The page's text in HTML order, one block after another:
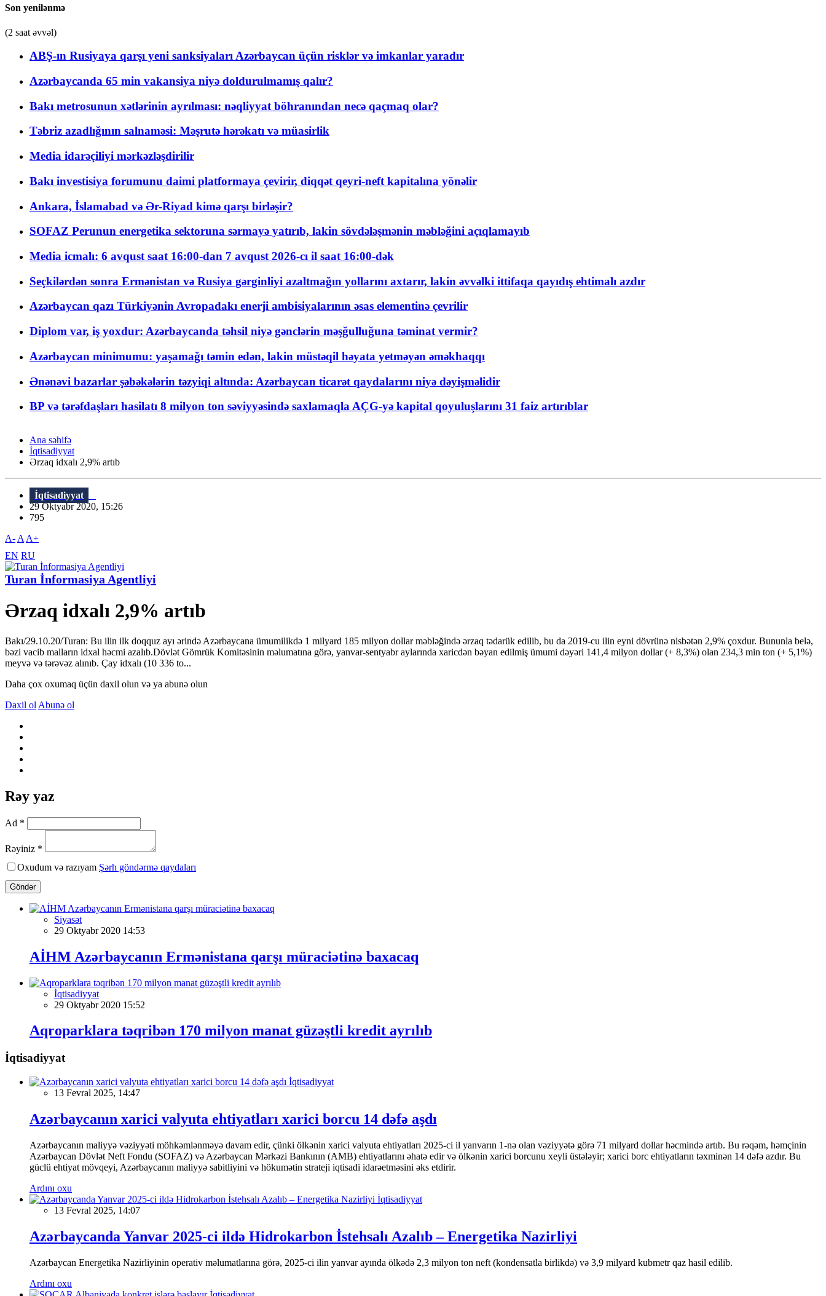
Son yenilənmə
(2 saat əvvəl)
ABŞ-ın Rusiyaya qarşı yeni sanksiyaları Azərbaycan üçün risklər və imkanlar yaradır
Azərbaycanda 65 min vakansiya niyə doldurulmamış qalır?
Bakı metrosunun xətlərinin ayrılması: nəqliyyat böhranından necə qaçmaq olar?
Təbriz azadlığının salnaməsi: Məşrutə hərəkatı və müasirlik
Media idarəçiliyi mərkəzləşdirilir
Bakı investisiya forumunu daimi platformaya çevirir, diqqət qeyri-neft kapitalına yönəlir
Ankara, İslamabad və Ər-Riyad kimə qarşı birləşir?
SOFAZ Perunun energetika sektoruna sərmayə yatırıb, lakin sövdələşmənin məbləğini açıqlamayıb
Media icmalı: 6 avqust saat 16:00-dan 7 avqust 2026-cı il saat 16:00-dək
Seçkilərdən sonra Ermənistan və Rusiya gərginliyi azaltmağın yollarını axtarır, lakin əvvəlki ittifaqa qayıdış ehtimalı azdır
Azərbaycan qazı Türkiyənin Avropadakı enerji ambisiyalarının əsas elementinə çevrilir
Diplom var, iş yoxdur: Azərbaycanda təhsil niyə gənclərin məşğulluğuna təminat vermir?
Azərbaycan minimumu: yaşamağı təmin edən, lakin müstəqil həyata yetməyən əməkhaqqı
Ənənəvi bazarlar şəbəkələrin təzyiqi altında: Azərbaycan ticarət qaydalarını niyə dəyişməlidir
BP və tərəfdaşları hasilatı 8 milyon ton səviyyəsində saxlamaqla AÇG-yə kapital qoyuluşlarını 31 faiz artırıblar
Ana səhifə
İqtisadiyyat
Ərzaq idxalı 2,9% artıb
İqtisadiyyat
29 Oktyabr 2020, 15:26
795
A- A A+
EN RU
Turan İnformasiya Agentliyi
Ərzaq idxalı 2,9% artıb
Bakı/29.10.20/Turan: Bu ilin ilk doqquz ayı ərində Azərbaycana ümumilikdə 1 milyard 185 milyon dollar məbləğində ərzaq tədarük edilib, bu da 2019-cu ilin eyni dövrünə nisbətən 2,9% çoxdur. Bununla belə,
bəzi vacib malların idxal həcmi azalıb.Dövlət Gömrük Komitəsinin məlumatına görə, yanvar-sentyabr aylarında xaricdən bəyan edilmiş ümumi dəyəri 141,4 milyon dollar (+ 8,3%) olan 234,3 min ton (+ 5,1%)
meyvə və tərəvəz alınıb. Çay idxalı (10 336 to...
Daha çox oxumaq üçün daxil olun və ya abunə olun
Daxil ol Abunə ol
Rəy yaz
Ad *
Rəyiniz *
Oxudum və razıyam Şərh göndərmə qaydaları
Göndər
Siyasət
29 Oktyabr 2020 14:53
AİHM Azərbaycanın Ermənistana qarşı müraciətinə baxacaq
İqtisadiyyat
29 Oktyabr 2020 15:52
Aqroparklara təqribən 170 milyon manat güzəştli kredit ayrılıb
İqtisadiyyat
İqtisadiyyat
13 Fevral 2025, 14:47
Azərbaycanın xarici valyuta ehtiyatları xarici borcu 14 dəfə aşdı
Azərbaycanın maliyyə vəziyyəti möhkəmlənməyə davam edir, çünki ölkənin xarici valyuta ehtiyatları 2025-ci il yanvarın 1-nə olan vəziyyətə görə 71 milyard dollar həcmində artıb. Bu rəqəm, həmçinin
Azərbaycan Dövlət Neft Fondu (SOFAZ) və Azərbaycan Mərkəzi Bankının (AMB) ehtiyatlarını əhatə edir və ölkənin xarici borcunu xeyli üstələyir; xarici borc ehtiyatların təxminən 14 dəfə azdır. Bu
güclü ehtiyat mövqeyi, Azərbaycanın maliyyə sabitliyini və hökumətin strateji iqtisadi idarəetməsini əks etdirir.
Ardını oxu
İqtisadiyyat
13 Fevral 2025, 14:07
Azərbaycanda Yanvar 2025-ci ildə Hidrokarbon İstehsalı Azalıb – Energetika Nazirliyi
Azərbaycan Energetika Nazirliyinin operativ məlumatlarına görə, 2025-ci ilin yanvar ayında ölkədə 2,3 milyon ton neft (kondensatla birlikdə) və 3,9 milyard kubmetr qaz hasil edilib.
Ardını oxu